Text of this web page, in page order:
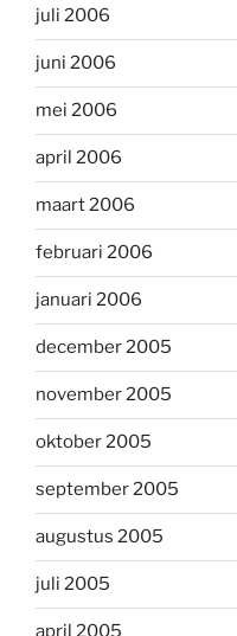
juli 2006
juni 2006
mei 2006
april 2006
maart 2006
februari 2006
januari 2006
december 2005
november 2005
oktober 2005
september 2005
augustus 2005
juli 2005
april 2005